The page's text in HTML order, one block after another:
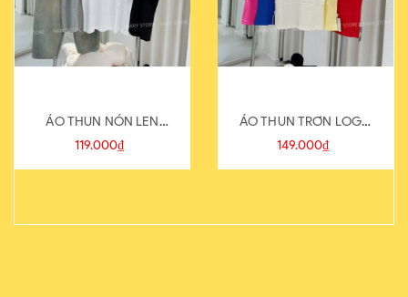
ÁO THUN NÓN LEN
821-1
119.000₫
ÁO THUN TRƠN LOGO
SAU
149.000₫